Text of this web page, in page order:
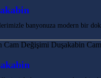
banyonuza modern bir